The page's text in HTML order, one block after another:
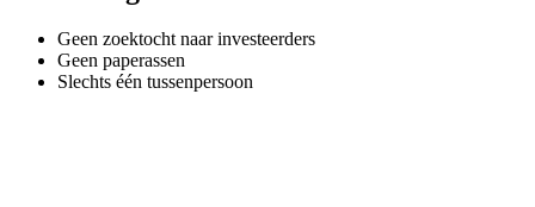
Geen zoektocht naar investeerders
Geen paperassen
Slechts één tussenpersoon